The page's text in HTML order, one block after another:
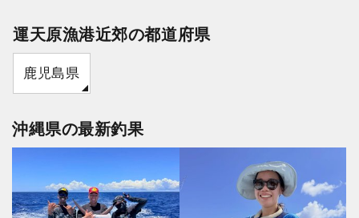
運天原漁港近郊の都道府県
鹿児島県
沖縄県の最新釣果